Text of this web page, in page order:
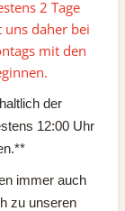
2 Tage
daher bei
mit den
der
12:00 Uhr
immer auch
zu unseren